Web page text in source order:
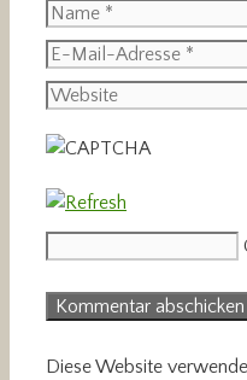
Name
E-
Mail-
Adresse
Website
Diese Website